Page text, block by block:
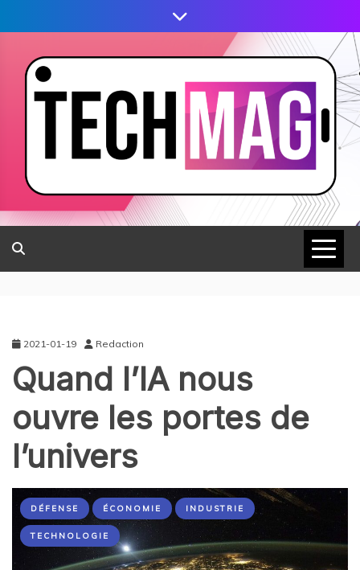
2021-01-19 Redaction
Quand l’IA nous
ouvre les portes de
l’univers
DÉFENSE ÉCONOMIE INDUSTRIE
TECHNOLOGIE